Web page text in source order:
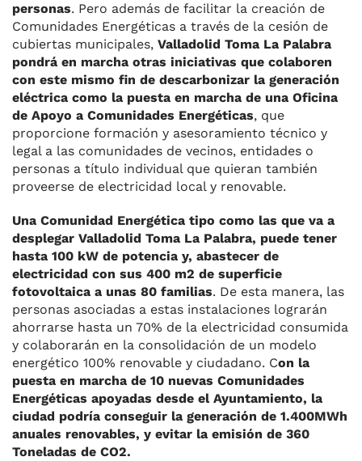
personas. Pero además de facilitar la creación de
Comunidades Energéticas a través de la cesión de
cubiertas municipales, Valladolid Toma La Palabra
pondrá en marcha otras iniciativas que colaboren
con este mismo fin de descarbonizar la generación
eléctrica como la puesta en marcha de una Oficina
de Apoyo a Comunidades Energéticas, que
proporcione formación y asesoramiento técnico y
legal a las comunidades de vecinos, entidades o
personas a título individual que quieran también
proveerse de electricidad local y renovable.
Una Comunidad Energética tipo como las que va a
desplegar Valladolid Toma La Palabra, puede tener
hasta 100 kW de potencia y, abastecer de
electricidad con sus 400 m2 de superficie
fotovoltaica a unas 80 familias. De esta manera, las
personas asociadas a estas instalaciones lograrán
ahorrarse hasta un 70% de la electricidad consumida
y colaborarán en la consolidación de un modelo
energético 100% renovable y ciudadano. Con la
puesta en marcha de 10 nuevas Comunidades
Energéticas apoyadas desde el Ayuntamiento, la
ciudad podría conseguir la generación de 1.400MWh
anuales renovables, y evitar la emisión de 360
Toneladas de CO2.